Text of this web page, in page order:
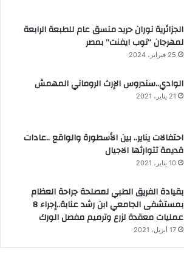
الجزائرية نوران حريد منسق عام للطبعة الرابعة
لمهرجان “توب ايفنت” بمصر
25 فبراير، 2024
الوادي..سندروس الإرث الروماني المهمش
21 يناير، 2021
احتفالات يناير.. بين الأسطورة والواقع ..عادات
قديمة تتوارثها الاجيال
10 يناير، 2021
بقيادة الفريق الطبي لمصلحة جراحة العظام
بمستشفى الجامعي ابن رشد عنابة..إجراء 8
عمليات معقدة لزرع وترميم مفصل الورك
17 أبريل، 2021